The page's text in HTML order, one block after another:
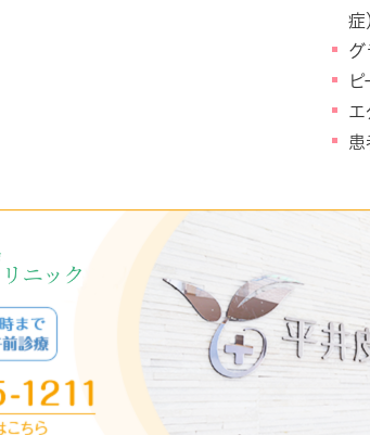
症
グ
エ